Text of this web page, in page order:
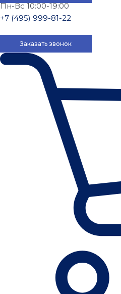
Пн-Вс 10:00-19:00
+7 (495) 999-81-22
Заказать звонок